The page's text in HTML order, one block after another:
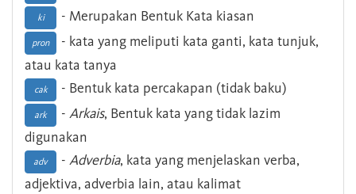
ki - Merupakan Bentuk Kata kiasan
pron
- kata yang meliputi kata ganti, kata tunjuk,
atau kata tanya
cak - Bentuk kata percakapan (tidak baku)
ark - Arkais, Bentuk kata yang tidak lazim
digunakan
adv - Adverbia, kata yang menjelaskan verba,
adjektiva, adverbia lain, atau kalimat